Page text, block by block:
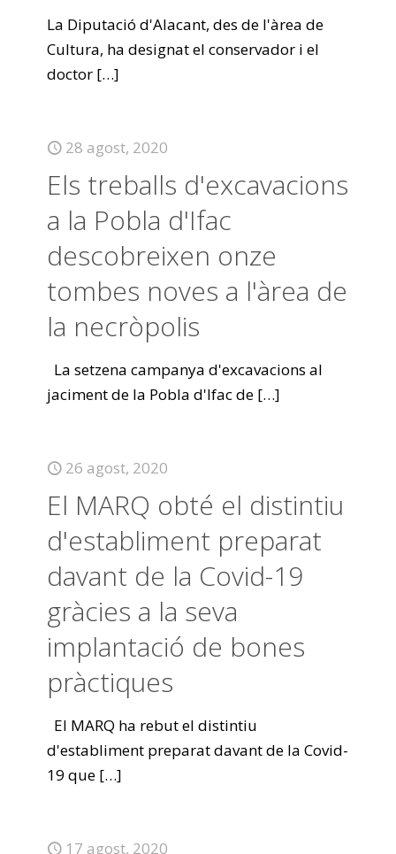
La Diputació d'Alacant, des de l'àrea de
Cultura, ha designat el conservador i el
doctor […]
28 agost, 2020
Els treballs d'excavacions
a la Pobla d'Ifac
descobreixen onze
tombes noves a l'àrea de
la necròpolis
La setzena campanya d'excavacions al
jaciment de la Pobla d'Ifac de […]
26 agost, 2020
El MARQ obté el distintiu
d'establiment preparat
davant de la Covid-19
gràcies a la seva
implantació de bones
pràctiques
El MARQ ha rebut el distintiu
d'establiment preparat davant de la Covid-
19 que […]
17 agost, 2020